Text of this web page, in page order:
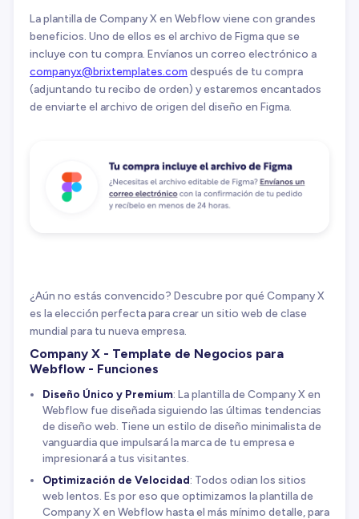
La plantilla de Company X en Webflow viene con grandes
beneficios. Uno de ellos es el archivo de Figma que se
incluye con tu compra. Envíanos un correo electrónico a
companyx@brixtemplates.com después de tu compra
(adjuntando tu recibo de orden) y estaremos encantados
de enviarte el archivo de origen del diseño en Figma.
¿Aún no estás convencido? Descubre por qué Company X
es la elección perfecta para crear un sitio web de clase
mundial para tu nueva empresa.
Company X - Template de Negocios para
Webflow - Funciones
Diseño Único y Premium: La plantilla de Company X en
Webflow fue diseñada siguiendo las últimas tendencias
de diseño web. Tiene un estilo de diseño minimalista de
vanguardia que impulsará la marca de tu empresa e
impresionará a tus visitantes.
Optimización de Velocidad: Todos odian los sitios
web lentos. Es por eso que optimizamos la plantilla de
Company X en Webflow hasta el más mínimo detalle, para